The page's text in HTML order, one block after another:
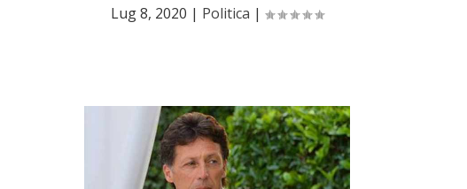
Lug 8, 2020 | Politica |